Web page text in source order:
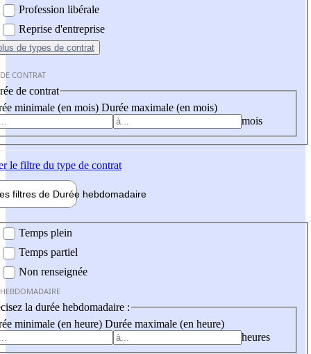
Profession libérale
Reprise d'entreprise
de types de contrat
CONTRAT
de contrat
minimale (en mois) Durée maximale (en mois)
mois
le filtre du type de contrat
filtres de Durée hebdomadaire
Temps plein
Temps partiel
Non renseignée
la durée hebdomadaire :
minimale (en heure) Durée maximale (en heure)
heures